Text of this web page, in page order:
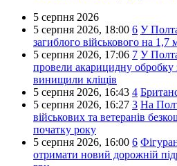
5 серпня 2026
5 серпня 2026, 18:00 6 У
загиблого військового на 1,7
5 серпня 2026, 17:06 7 У
провели акарицидну обробку
винищили кліщів
5 серпня 2026, 16:43 4
5 серпня 2026, 16:27 3 На
військових та ветеранів
початку року
5 серпня 2026, 16:00 6
отримати новий дорожній